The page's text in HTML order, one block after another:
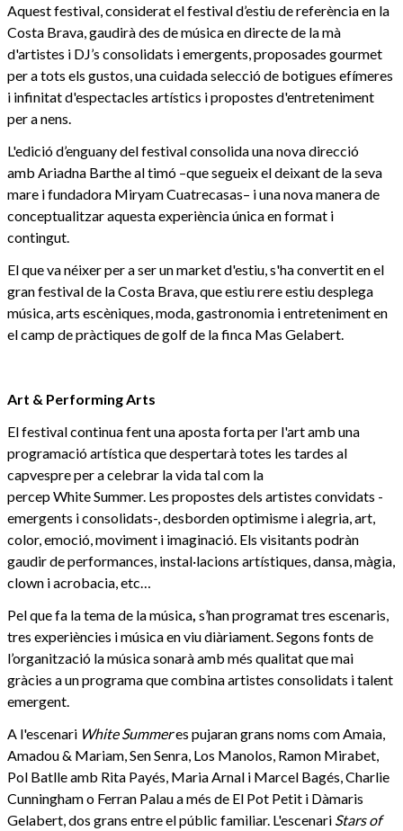
Aquest festival, considerat el festival d’estiu de referència en la
Costa Brava, gaudirà des de música en directe de la mà
d'artistes i DJ’s consolidats i emergents, proposades gourmet
per a tots els gustos, una cuidada selecció de botigues efímeres
i infinitat d'espectacles artístics i propostes d'entreteniment
per a nens.
L'edició d’enguany del festival consolida una nova direcció
amb Ariadna Barthe al timó –que segueix el deixant de la seva
mare i fundadora Miryam Cuatrecasas– i una nova manera de
conceptualitzar aquesta experiència única en format i
contingut.
El que va néixer per a ser un market d'estiu, s'ha convertit en el
gran festival de la Costa Brava, que estiu rere estiu desplega
música, arts escèniques, moda, gastronomia i entreteniment en
el camp de pràctiques de golf de la finca Mas Gelabert.
Art & Performing Arts
El festival continua fent una aposta forta per l'art amb una
programació artística que despertarà totes les tardes al
capvespre per a celebrar la vida tal com la
percep WhiteSummer. Les propostes dels artistes convidats -
emergents i consolidats-, desborden optimisme i alegria, art,
color, emoció, moviment i imaginació. Els visitants podràn
gaudir de performances, instal·lacions artístiques, dansa, màgia,
clown iacrobacia, etc…
Pel que fa la tema de la música s’han programattres escenaris,
tres experiències i música en viu diàriament. Segons fonts de
l’organització la música sonarà amb més qualitat que mai
gràcies a un programa que combina artistes consolidats i talent
emergent.
A l'escenari White Summeres pujaran grans noms com Amaia,
Amadou & Mariam, Sen Senra, Los Manolos, Ramon Mirabet,
Pol Batlle amb Rita Payés, Maria Arnal i Marcel Bagés, Charlie
Cunningham o Ferran Palau a més de El Pot Petit i Dàmaris
Gelabert, dos grans entre el públic familiar. L'escenari Stars of